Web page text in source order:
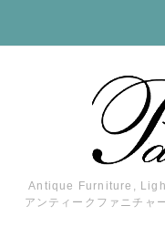
Antique Furniture,
アンティークファニチャ